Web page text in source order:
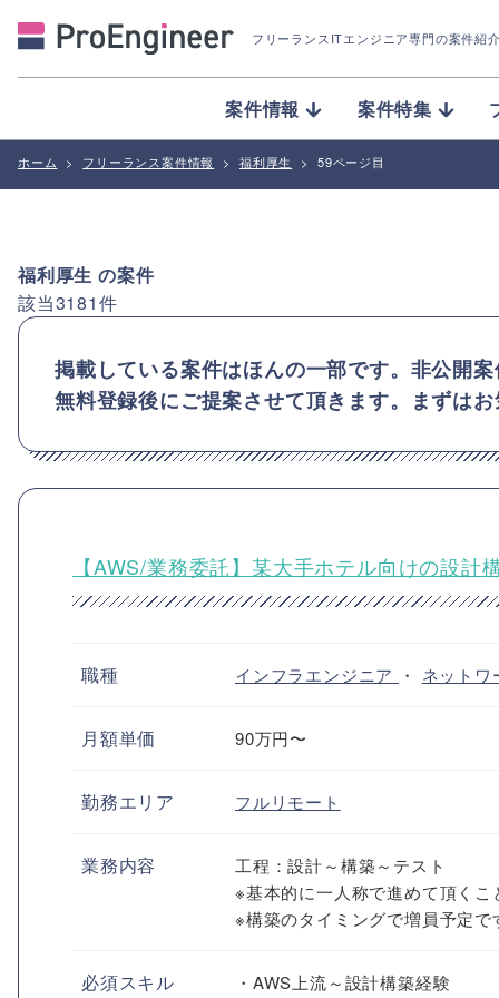
フリーランスITエンジニア専門の案件紹
案件情報 案件特集
ホーム > フリーランス案件情報 > 福利厚生 > 59ページ目
福利厚生 の案件
該当3181件
掲載している案件はほんの一部です。非公開
無料登録後にご提案させて頂きます。まずは
【AWS/業務委託】某大手ホテル向けの設
職種 インフラエンジニア ・ ネットワ
月額単価 90万円〜
勤務エリア フルリモート
業務内容
工程：設計～構築～テスト
※基本的に一人称で進めて頂くこ
※構築のタイミングで増員予定で
必須スキル
・AWS上流～設計構築経験